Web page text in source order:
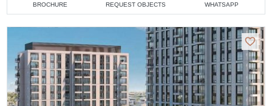
BROCHURE REQUEST OBJECTS WHATSAPP